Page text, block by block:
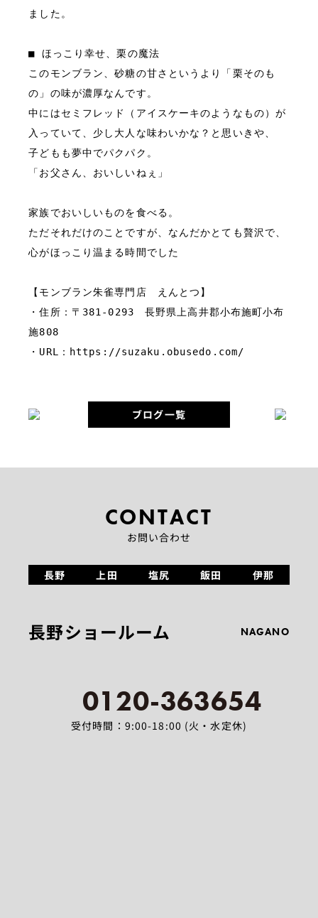
ました。
■ ほっこり幸せ、栗の魔法
このモンブラン、砂糖の甘さというより「栗そのも
の」の味が濃厚なんです。
中にはセミフレッド（アイスケーキのようなもの）が
入っていて、少し大人な味わいかな？と思いきや、
子どもも夢中でパクパク。
「お父さん、おいしいねぇ」
家族でおいしいものを食べる。
ただそれだけのことですが、なんだかとても贅沢で、
心がほっこり温まる時間でした
【モンブラン朱雀専門店　えんとつ】
・住所：〒381-0293　長野県上高井郡小布施町小布
施808
・URL：https://suzaku.obusedo.com/
ブログ一覧
CONTACT
お問い合わせ
長野 上田 塩尻 飯田 伊那
長野ショールーム NAGANO
0120-363654
受付時間：9:00-18:00 (火・水定休)